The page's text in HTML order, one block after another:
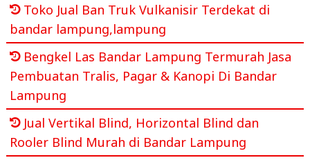
Toko Jual Ban Truk Vulkanisir Terdekat di
bandar lampung,lampung
Bengkel Las Bandar Lampung Termurah Jasa
Pembuatan Tralis, Pagar & Kanopi Di Bandar
Lampung
Jual Vertikal Blind, Horizontal Blind dan
Rooler Blind Murah di Bandar Lampung